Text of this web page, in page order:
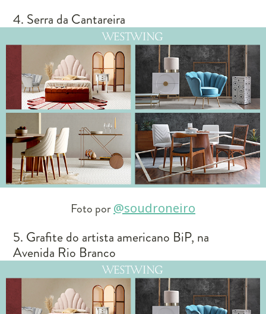
4. Serra da Cantareira
Foto por@soudroneiro
5. Grafite do artista americano BiP, na
Avenida Rio Branco